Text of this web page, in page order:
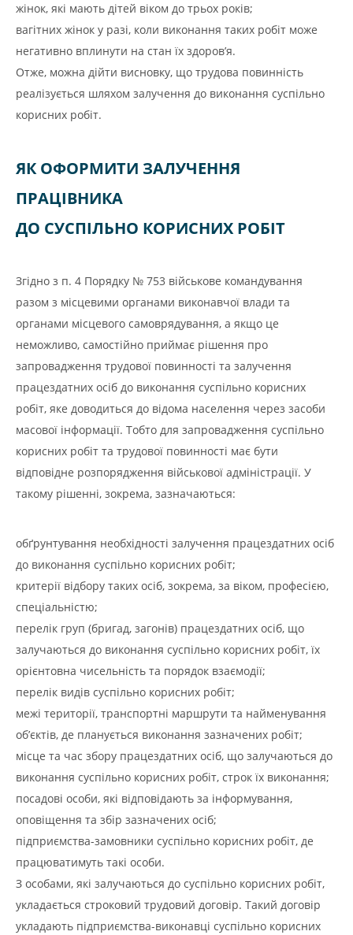
жінок, які мають дітей віком до трьох років;
вагітних жінок у разі, коли виконання таких робіт може
негативно вплинути на стан їх здоров’я.
Отже, можна дійти висновку, що трудова повинність
реалізується шляхом залучення до виконання суспільно
корисних робіт.
ЯК ОФОРМИТИ ЗАЛУЧЕННЯ
ПРАЦІВНИКА
ДО СУСПІЛЬНО КОРИСНИХ РОБІТ
Згідно з п. 4 Порядку № 753 військове командування
разом з місцевими органами виконавчої влади та
органами місцевого самоврядування, а якщо це
неможливо, самостійно приймає рішення про
запровадження трудової повинності та залучення
працездатних осіб до виконання суспільно корисних
робіт, яке доводиться до відома населення через засоби
масової інформації. Тобто для запровадження суспільно
корисних робіт та трудової повинності має бути
відповідне розпорядження військової адміністрації. У
такому рішенні, зокрема, зазначаються:
обґрунтування необхідності залучення працездатних осіб
до виконання суспільно корисних робіт;
критерії відбору таких осіб, зокрема, за віком, професією,
спеціальністю;
перелік груп (бригад, загонів) працездатних осіб, що
залучаються до виконання суспільно корисних робіт, їх
орієнтовна чисельність та порядок взаємодії;
перелік видів суспільно корисних робіт;
межі території, транспортні маршрути та найменування
об’єктів, де планується виконання зазначених робіт;
місце та час збору працездатних осіб, що залучаються до
виконання суспільно корисних робіт, строк їх виконання;
посадові особи, які відповідають за інформування,
оповіщення та збір зазначених осіб;
підприємства-замовники суспільно корисних робіт, де
працюватимуть такі особи.
З особами, які залучаються до суспільно корисних робіт,
укладається строковий трудовий договір. Такий договір
укладають підприємства-виконавці суспільно корисних